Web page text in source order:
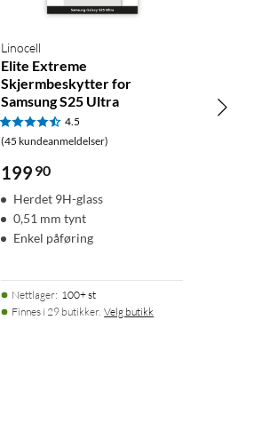
Linocell
Elite Extreme
Skjermbeskytter for
Samsung S25 Ultra
4.5
(45 kundeanmeldelser)
199 90
Herdet 9H-glass
0,51 mm tynt
Enkel påføring
Nettlager: 100+ st
Finnes i 29 butikker. Velg butikk